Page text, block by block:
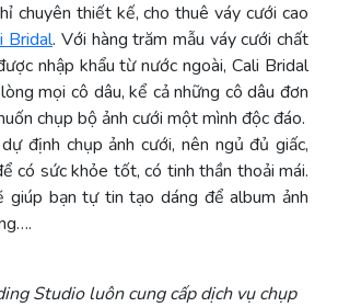
chuyên thiết kế, cho thuê váy cưới cao
Bridal. Với hàng trăm mẫu váy cưới chất
nhập khẩu từ nước ngoài, Cali Bridal
mọi cô dâu, kể cả những cô dâu đơn
chụp bộ ảnh cưới một mình độc đáo.
định chụp ảnh cưới, nên ngủ đủ giấc,
có sức khỏe tốt, có tinh thần thoải mái.
giúp bạn tự tin tạo dáng để album ảnh
Studioluôn cung cấp dịch vụ chụp